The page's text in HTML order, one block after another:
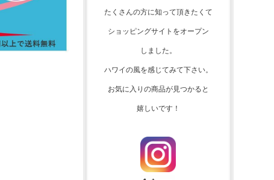
たくさんの方に知って頂きたくて
ショッピングサイトをオープン
しました。
ハワイの風を感じてみて下さい。
お気に入りの商品が見つかると
嬉しいです！